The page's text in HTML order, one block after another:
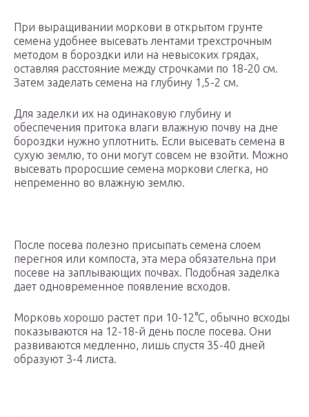
При выращивании моркови в открытом грунте
семена удобнее высевать лентами трехстрочным
методом в бороздки или на невысоких грядах,
оставляя расстояние между строчками по 18-20 см.
Затем заделать семена на глубину 1,5-2 см.
Для заделки их на одинаковую глубину и
обеспечения притока влаги влажную почву на дне
бороздки нужно уплотнить. Если высевать семена в
сухую землю, то они могут совсем не взойти. Можно
высевать проросшие семена моркови слегка, но
непременно во влажную землю.
После посева полезно присыпать семена слоем
перегноя или компоста, эта мера обязательна при
посеве на заплывающих почвах. Подобная заделка
дает одновременное появление всходов.
Морковь хорошо растет при 10-12°С, обычно всходы
показываются на 12-18-й день после посева. Они
развиваются медленно, лишь спустя 35-40 дней
образуют 3-4 листа.